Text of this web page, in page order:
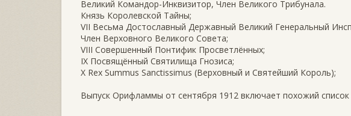
Великий Командор-Инквизитор, Член Великого Трибунала.
Князь Королевской Тайны;
VII Весьма Достославный Державный Великий Генеральный
Член Верховного Великого Совета;
VIII Совершенный Понтифик Просветлённых;
IX Посвящённый Святилища Гнозиса;
X Rex Summus Sanctissimus (Верховный и Святейший Король);
Выпуск Орифламмы от сентября 1912 включает похожий список